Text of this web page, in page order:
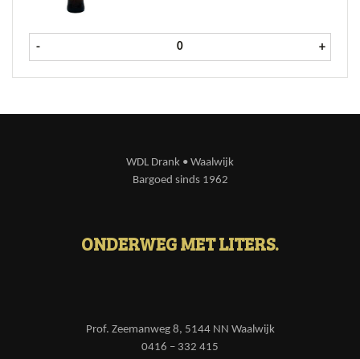
- Osborne Sherry Medium Dry 75 cl
+
WDL Drank • Waalwijk
Bargoed sinds 1962
ONDERWEG MET LITERS.
Prof. Zeemanweg 8, 5144 NN Waalwijk
0416 – 332 415